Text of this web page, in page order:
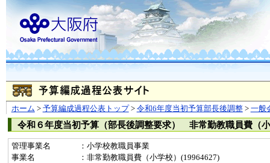
ホーム > 予算編成過程公表トップ> 令和6年度当初予算部長後調整> 一般
令和６年度当初予算（部長後調整要求） 非常勤教職員費（
管理事業名
：小学校教職員事業
事業名
：非常勤教職員費（小学校）(19964627)